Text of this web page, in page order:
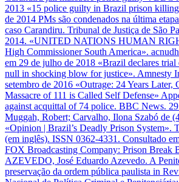
2013 «15 police guilty in Brazil prison
de 2014 PMs são condenados na última
caso Carandiru. Tribunal de Justiça de São
2014. «UNITED NATIONS HUMAN
High Commissioner South America».
em 29 de julho de 2018 «Brazil declares trial
null in shocking blow for justice». Amnesty
setembro de 2016 «Outrage: 24 Years Later,
Massacre of 111 is Called Self Defense»
against acquittal of 74 police. BBC News.
Muggah, Robert; Carvalho, Ilona Szabó de
«Opinion | Brazil’s Deadly Prison System».
(em inglês). ISSN 0362-4331. Consultado
FOX Broadcasting Company: Prison Break
AZEVEDO, José Eduardo Azevedo. A
preservação da ordem pública paulista in